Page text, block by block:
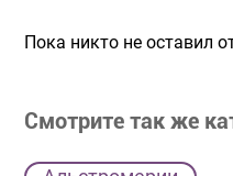
Пока никто не оставил
Смотрите так же